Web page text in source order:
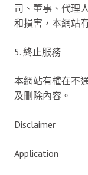
司、董事、代理
和損害，本網站
5. 終止服務
本網站有權在不
及刪除內容。
Disclaimer
Application